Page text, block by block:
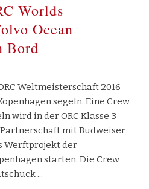
Worlds
Ocean
Bord
Weltmeisterschaft 2016
segeln. Eine Crew
wird in der ORC Klasse 3
mit Budweiser
Werftprojekt der
starten. Die Crew